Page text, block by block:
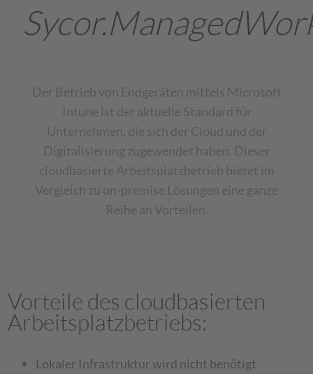
Der Betrieb von Endgeräten mittels Microsoft
Intune ist der aktuelle Standard für
Unternehmen, die sich der Cloud und der
Digitalisierung zugewendet haben. Dieser
cloudbasierte Arbeitsplatzbetrieb bietet im
Vergleich zu on-premise Lösungen eine ganze
Reihe an Vorteilen.
Vorteile des cloudbasierten
Arbeitsplatzbetriebs:
Lokaler Infrastruktur wird nicht benötigt